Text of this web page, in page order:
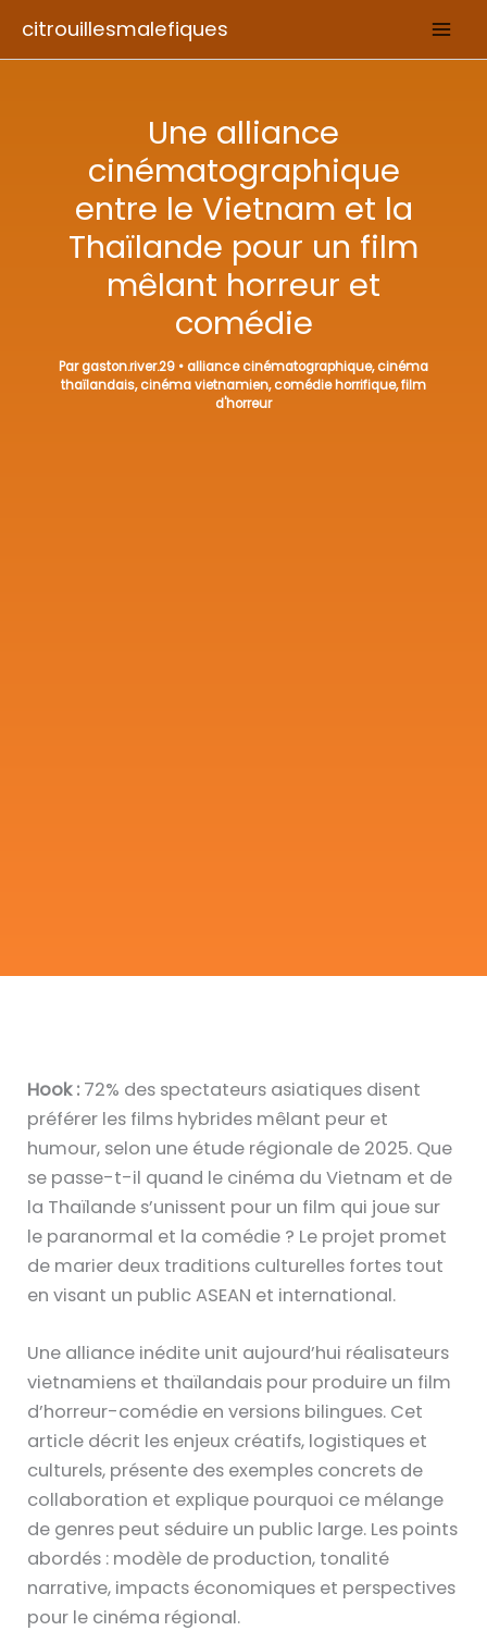
citrouillesmalefiques
Une alliance
cinématographique
entre le Vietnam et la
Thaïlande pour un film
mêlant horreur et
comédie
Pargaston.river.29 •alliance cinématographique,cinéma
thaïlandais,cinéma vietnamien,comédie horrifique,film
d'horreur
Hook : 72% des spectateurs asiatiques disent
préférer les films hybrides mêlant peur et
humour, selon une étude régionale de 2025. Que
se passe-t-il quand le cinéma du Vietnam et de
la Thaïlande s’unissent pour un film qui joue sur
le paranormal et la comédie ? Le projet promet
de marier deux traditions culturelles fortes tout
en visant un public ASEAN et international.
Une alliance inédite unit aujourd’hui réalisateurs
vietnamiens et thaïlandais pour produire un film
d’horreur-comédie en versions bilingues. Cet
article décrit les enjeux créatifs, logistiques et
culturels, présente des exemples concrets de
collaboration et explique pourquoi ce mélange
de genres peut séduire un public large. Les points
abordés : modèle de production, tonalité
narrative, impacts économiques et perspectives
pour le cinéma régional.